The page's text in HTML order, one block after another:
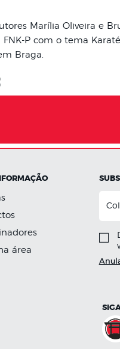
Marília Oliveira e
P com o tema
Braga.
área